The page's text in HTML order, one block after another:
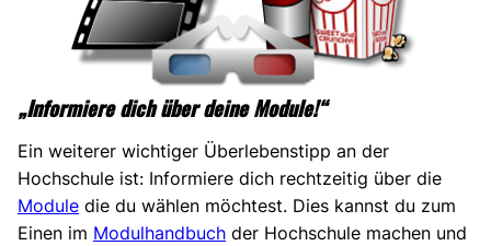
„Informiere dich über deine Module!“
Ein weiterer wichtiger Überlebenstipp an der
Hochschule ist: Informiere dich rechtzeitig über die
Module die du wählen möchtest. Dies kannst du zum
Einen im Modulhandbuch der Hochschule machen und